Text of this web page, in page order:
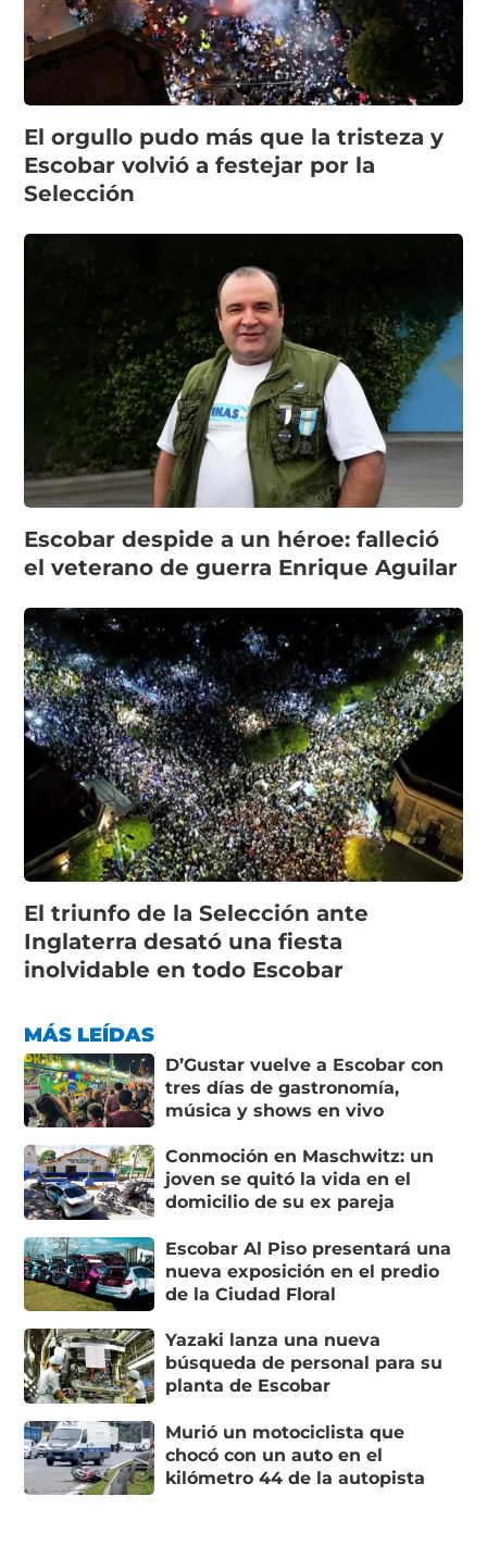
El orgullo pudo más que la tristeza y
Escobar volvió a festejar por la
Selección
Escobar despide a un héroe: falleció
el veterano de guerra Enrique Aguilar
El triunfo de la Selección ante
Inglaterra desató una fiesta
inolvidable en todo Escobar
MÁS LEÍDAS
D’Gustar vuelve a Escobar con
tres días de gastronomía,
música y shows en vivo
Conmoción en Maschwitz: un
joven se quitó la vida en el
domicilio de su ex pareja
Escobar Al Piso presentará una
nueva exposición en el predio
de la Ciudad Floral
Yazaki lanza una nueva
búsqueda de personal para su
planta de Escobar
Murió un motociclista que
chocó con un auto en el
kilómetro 44 de la autopista